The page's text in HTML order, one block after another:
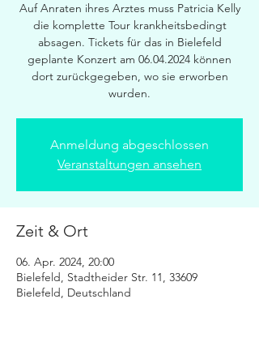
Auf Anraten ihres Arztes muss Patricia Kelly
die komplette Tour krankheitsbedingt
absagen. Tickets für das in Bielefeld
geplante Konzert am 06.04.2024 können
dort zurückgegeben, wo sie erworben
wurden.
Anmeldung abgeschlossen
Veranstaltungen ansehen
Zeit & Ort
06. Apr. 2024, 20:00
Bielefeld, Stadtheider Str. 11, 33609
Bielefeld, Deutschland